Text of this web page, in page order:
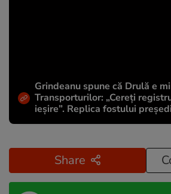
Grindeanu spune că Drulă e
Transporturilor: „Cereți
ieșire”. Replica fostului
Share